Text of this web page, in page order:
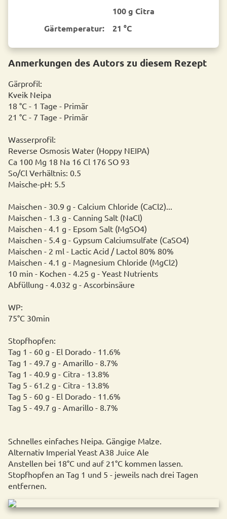
100 g Citra
Gärtemperatur:
21 °C
Anmerkungen des Autors zu diesem Rezept
Gärprofil:
Kveik Neipa
18 °C - 1 Tage - Primär
21 °C - 7 Tage - Primär
Wasserprofil:
Reverse Osmosis Water (Hoppy NEIPA)
Ca 100 Mg 18 Na 16 Cl 176 SO 93
So/Cl Verhältnis: 0.5
Maische-pH: 5.5
Maischen - 30.9 g - Calcium Chloride (CaCl2)...
Maischen - 1.3 g - Canning Salt (NaCl)
Maischen - 4.1 g - Epsom Salt (MgSO4)
Maischen - 5.4 g - Gypsum Calciumsulfate (CaSO4)
Maischen - 2 ml - Lactic Acid / Lactol 80% 80%
Maischen - 4.1 g - Magnesium Chloride (MgCl2)
10 min - Kochen - 4.25 g - Yeast Nutrients
Abfüllung - 4.032 g - Ascorbinsäure
WP:
75°C 30min
Stopfhopfen:
Tag 1 - 60 g - El Dorado - 11.6%
Tag 1 - 49.7 g - Amarillo - 8.7%
Tag 1 - 40.9 g - Citra - 13.8%
Tag 5 - 61.2 g - Citra - 13.8%
Tag 5 - 60 g - El Dorado - 11.6%
Tag 5 - 49.7 g - Amarillo - 8.7%
Schnelles einfaches Neipa. Gängige Malze.
Alternativ Imperial Yeast A38 Juice Ale
Anstellen bei 18°C und auf 21°C kommen lassen.
Stopfhopfen an Tag 1 und 5 - jeweils nach drei Tagen
entfernen.